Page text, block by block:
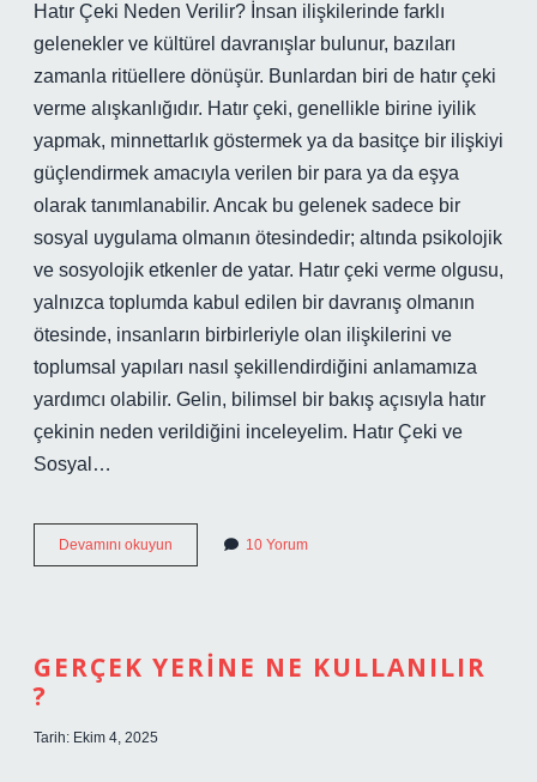
Hatır Çeki Neden Verilir? İnsan ilişkilerinde farklı
gelenekler ve kültürel davranışlar bulunur, bazıları
zamanla ritüellere dönüşür. Bunlardan biri de hatır çeki
verme alışkanlığıdır. Hatır çeki, genellikle birine iyilik
yapmak, minnettarlık göstermek ya da basitçe bir ilişkiyi
güçlendirmek amacıyla verilen bir para ya da eşya
olarak tanımlanabilir. Ancak bu gelenek sadece bir
sosyal uygulama olmanın ötesindedir; altında psikolojik
ve sosyolojik etkenler de yatar. Hatır çeki verme olgusu,
yalnızca toplumda kabul edilen bir davranış olmanın
ötesinde, insanların birbirleriyle olan ilişkilerini ve
toplumsal yapıları nasıl şekillendirdiğini anlamamıza
yardımcı olabilir. Gelin, bilimsel bir bakış açısıyla hatır
çekinin neden verildiğini inceleyelim. Hatır Çeki ve
Sosyal…
Devamını okuyun
çeki
10 Yorum
GERÇEK YERINE NE KULLANILIR
?
Tarih: Ekim 4, 2025